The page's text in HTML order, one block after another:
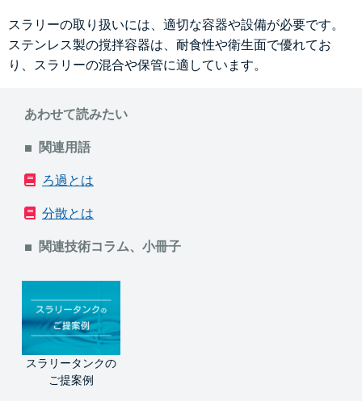
スラリーの取り扱いには、適切な容器や設備が必要です。
ステンレス製の撹拌容器は、耐食性や衛生面で優れてお
り、スラリーの混合や保管に適しています。
あわせて読みたい
関連用語
ろ過とは
分散とは
関連技術コラム、小冊子
スラリータンクの
ご提案例